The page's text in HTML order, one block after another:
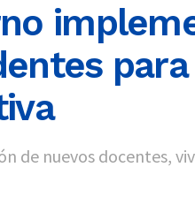
de nuevos docentes,